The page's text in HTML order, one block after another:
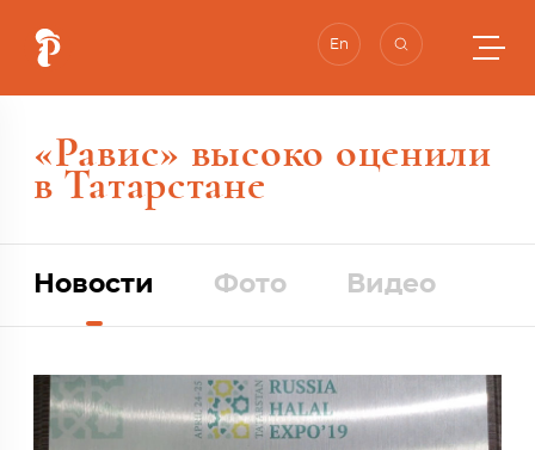
En
«Равис» высоко оценили
в Татарстане
Новости Фото Видео